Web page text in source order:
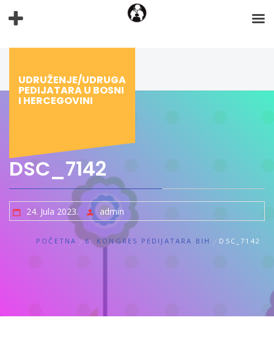
na
UDRUŽENJE/UDRUGA
PEDIJATARA U BOSNI
I HERCEGOVINI
DSC_7142
24. Jula 2023. admin
POČETNA 6. KONGRES PEDIJATARA BIH DSC_7142